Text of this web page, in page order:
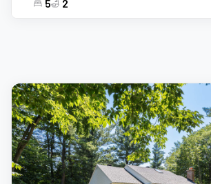
5 2